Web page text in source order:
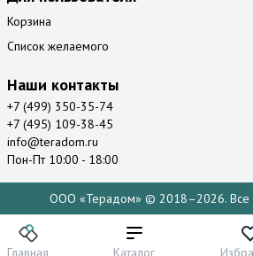
Корзина
Список желаемого
Наши контакты
+7 (499) 350-35-74
+7 (495) 109-38-45
info@teradom.ru
Пон-Пт 10:00 - 18:00
ООО «Терадом» © 2018–2026. Все
Главная Каталог